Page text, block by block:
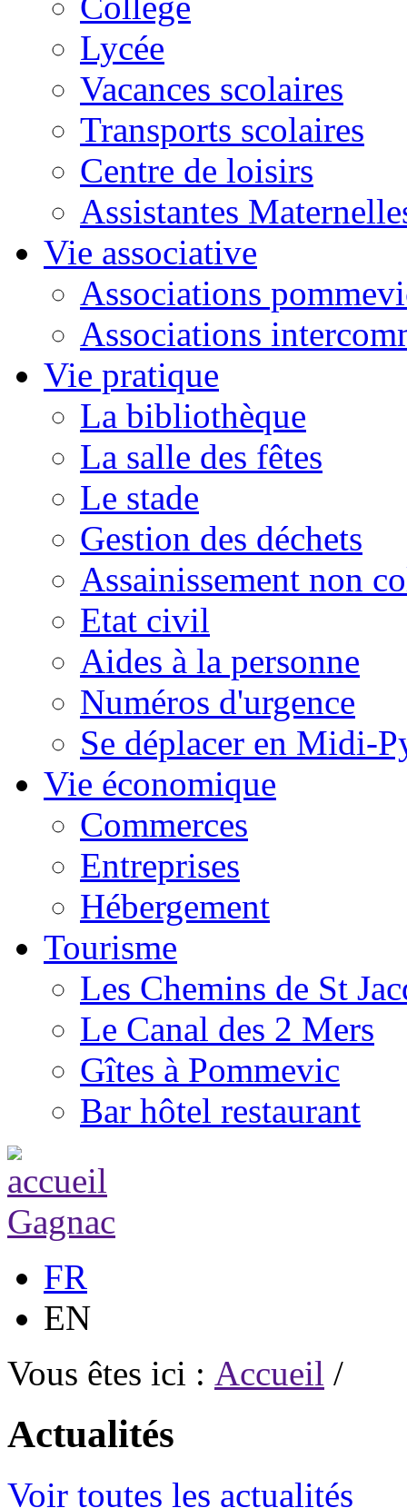
Lycée
Vacances scolaires
Transports scolaires
Centre de loisirs
Assistantes
Vie associative
Associations
Associations
Vie pratique
La bibliothèque
La salle des fêtes
Le stade
Gestion des déchets
Assainissement non
Etat civil
Aides à la personne
Numéros d'urgence
Se déplacer en Midi-
Vie économique
Commerces
Entreprises
Hébergement
Tourisme
Les Chemins de St
Le Canal des 2 Mers
Gîtes à Pommevic
Bar hôtel restaurant
FR
EN
Vous êtes ici : Accueil /
Actualités
Voir toutes les actualités